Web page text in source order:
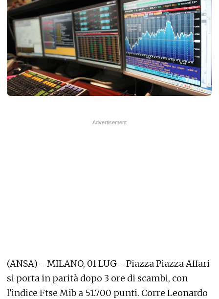
(ANSA) - MILANO, 01 LUG - Piazza Piazza Affari
si porta in parità dopo 3 ore di scambi, con
l'indice Ftse Mib a 51.700 punti. Corre Leonardo